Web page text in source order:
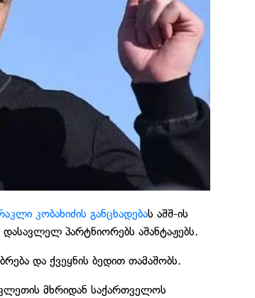
კობახიძის განცხადებას აშშ-ის
პარტნიორებს აშანტაჟებს.
და ქვეყნის ბედით თამაშობს.
მხრიდან საქართველოს